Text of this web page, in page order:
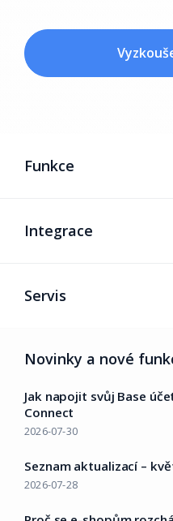
Funkce
Integrace
Servis
Novinky a nové
Jak napojit svůj Base
Connect
2026-07-30
Seznam aktualizací –
2026-07-28